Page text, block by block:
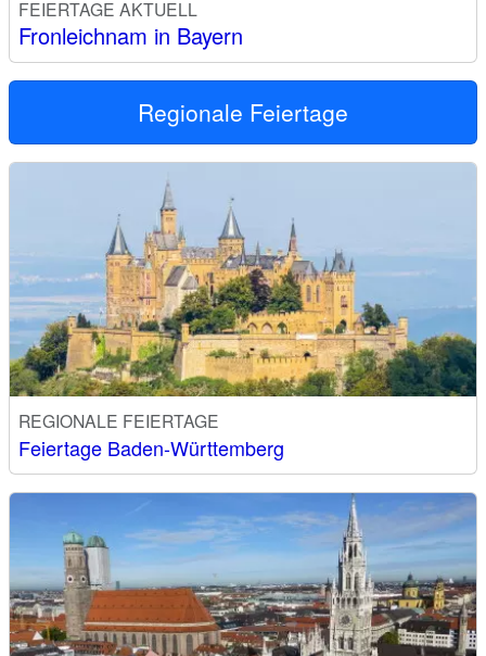
FEIERTAGE AKTUELL
Fronleichnam in Bayern
Regionale Feiertage
REGIONALE FEIERTAGE
Feiertage Baden-Württemberg